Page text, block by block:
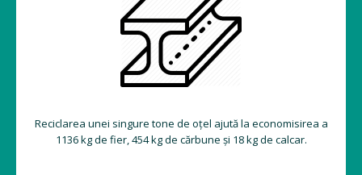
Reciclarea unei singure tone de oțel ajută la economisirea a
1136 kg de fier, 454 kg de cărbune și 18 kg de calcar.